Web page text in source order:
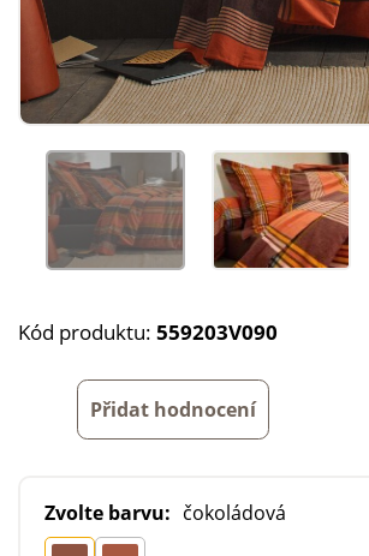
Kód produktu: 559203V090
Přidat hodnocení
Zvolte barvu: čokoládová